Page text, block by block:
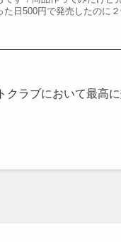
た日500円で発売したのに
ラブにおいて最高に